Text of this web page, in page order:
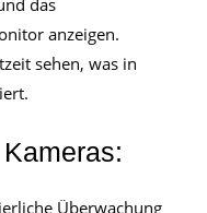
das
anzeigen.
sehen, was in
Überwachung